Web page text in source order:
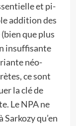
et pi-
addition des
que plus
insuffisante
néo-
ce sont
la clé de
Le NPA ne
qu’en